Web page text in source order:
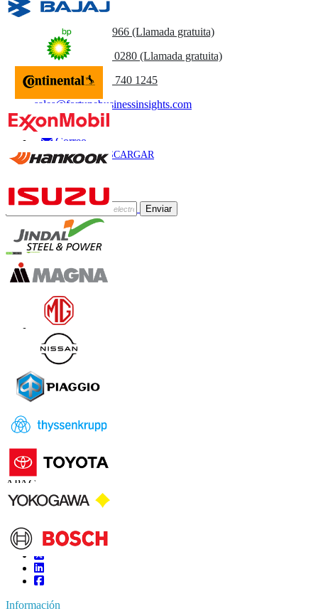
Contáctenos
+1 833 909 2966 (Llamada gratuita)
UK+44 808 502 0280 (Llamada gratuita)
(APAC) +91 744 740 1245
sales@fortunebusinessinsights.com
Llamar
Correo
DESCARGAR
Suscríbete al Boletín
Enviar
Confianza Online
Contáctanos
US+1 833 909 2966 ( Llamada gratuita )
UK+44 808 502 0280 (Llamada gratuita )
APAC
sales@fortunebusinessinsights.com
Conéctate con nosotros
Información